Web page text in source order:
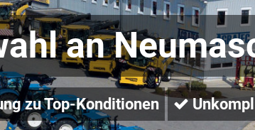
an
zu Top-Konditionen